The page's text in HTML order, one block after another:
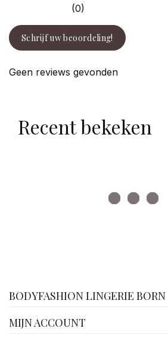
(0)
Schrijf uw beoordeling!
Geen reviews gevonden
Recent bekeken
BODYFASHION LINGERIE BORN
MIJN ACCOUNT